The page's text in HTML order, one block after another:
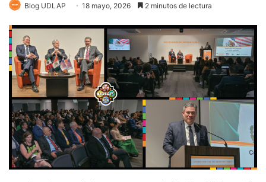
Blog UDLAP 18 mayo, 2026 2 minutos de lectura